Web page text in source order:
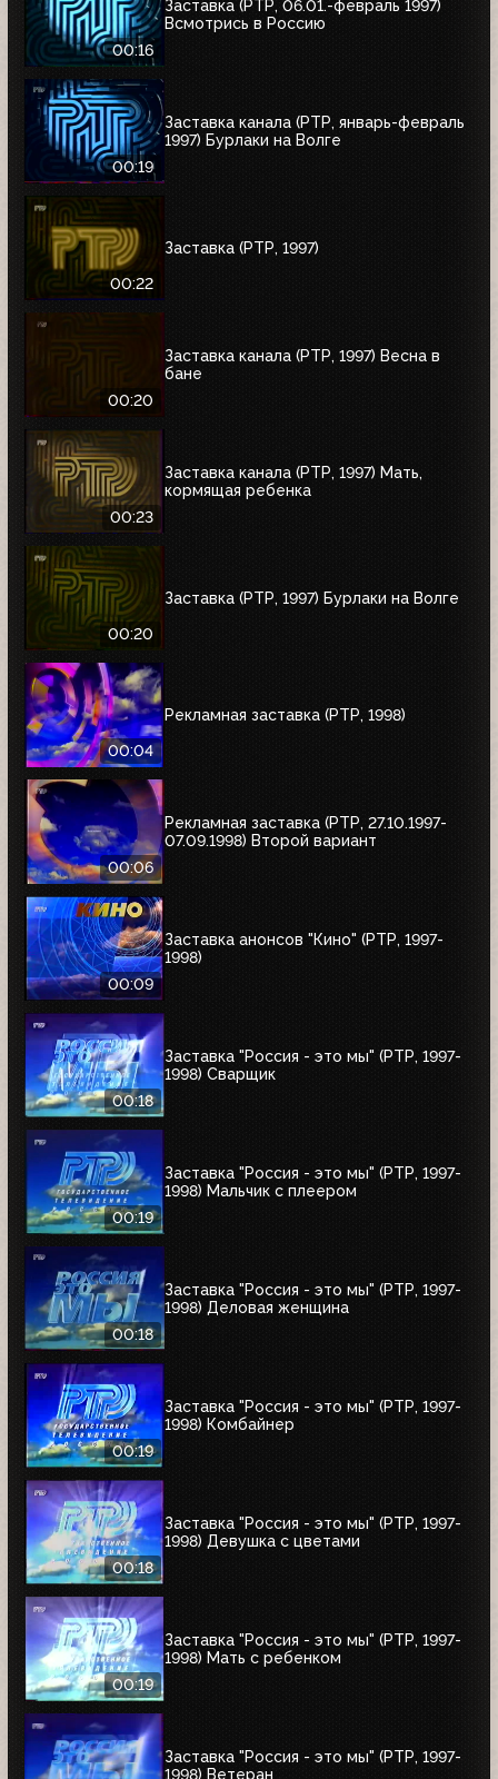
00:16
Заставка (РТР, 06.01.-февраль 1997)
Всмотрись в Россию
00:19
Заставка канала (РТР, январь-февраль
1997) Бурлаки на Волге
00:22
Заставка (РТР, 1997)
00:20
Заставка канала (РТР, 1997) Весна в
бане
00:23
Заставка канала (РТР, 1997) Мать,
кормящая ребенка
00:20
Заставка (РТР, 1997) Бурлаки на Волге
00:04
Рекламная заставка (РТР, 1998)
00:06
Рекламная заставка (РТР, 27.10.1997-
07.09.1998) Второй вариант
00:09
Заставка анонсов "Кино" (РТР, 1997-
1998)
00:18
Заставка "Россия - это мы" (РТР, 1997-
1998) Сварщик
00:19
Заставка "Россия - это мы" (РТР, 1997-
1998) Мальчик с плеером
00:18
Заставка "Россия - это мы" (РТР, 1997-
1998) Деловая женщина
00:19
Заставка "Россия - это мы" (РТР, 1997-
1998) Комбайнер
00:18
Заставка "Россия - это мы" (РТР, 1997-
1998) Девушка с цветами
00:19
Заставка "Россия - это мы" (РТР, 1997-
1998) Мать с ребенком
Заставка "Россия - это мы" (РТР, 1997-
1998) Ветеран